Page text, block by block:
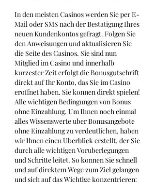
In den meisten Casinos werden Sie per E-
Mail oder SMS nach der Bestatigung Ihres
neuen Kundenkontos gefragt. Folgen Sie
den Anweisungen und aktualisieren Sie
die Seite des Casinos. Sie sind nun
Mitglied im Casino und innerhalb
kurzester Zeit erfolgt die Bonusgutschrift
direkt auf Ihr Konto, das Sie im Casino
eroffnet haben. Sie konnen direkt spielen!
Alle wichtigen Bedingungen von Bonus
ohne Einzahlung. Um Ihnen noch einmal
alles Wissenswerte uber Bonusangebote
ohne Einzahlung zu verdeutlichen, haben
wir Ihnen einen Uberblick erstellt, der Sie
durch alle wichtigen Voruberlegungen
und Schritte leitet. So konnen Sie schnell
und auf direktem Wege zum Ziel gelangen
und sich auf das Wichtige konzentrieren: